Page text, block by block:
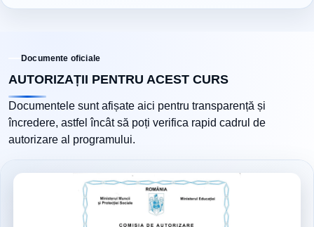
Documente oficiale
AUTORIZAȚII PENTRU ACEST CURS
Documentele sunt afișate aici pentru transparență și
încredere, astfel încât să poți verifica rapid cadrul de
autorizare al programului.